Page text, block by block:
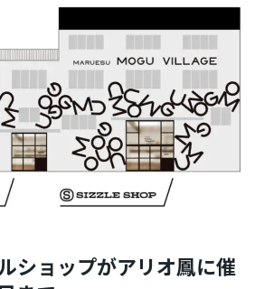
ショップがアリオ鳳に催